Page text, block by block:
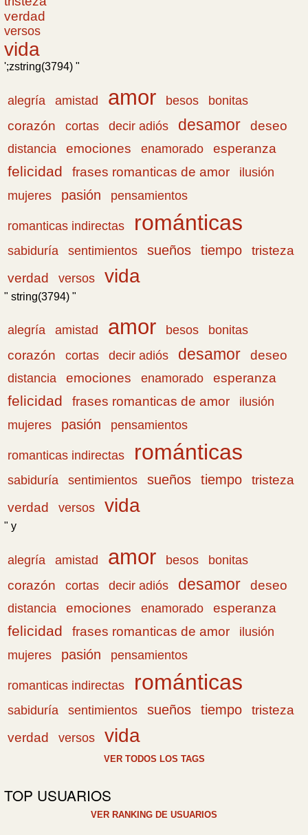
verdad
versos
vida
';zstring(3794) "
alegría amistad amor besos
bonitas
corazón
cortas decir adiós desamor deseo
distancia emociones enamorado esperanza
felicidad frases romanticas de amor
ilusión
mujeres
pasión pensamientos
romanticas indirectas románticas
sabiduría sentimientos sueños tiempo
tristeza
verdad
versos vida
" string(3794) "
alegría amistad amor besos
bonitas
corazón
cortas decir adiós desamor deseo
distancia emociones enamorado esperanza
felicidad frases romanticas de amor
ilusión
mujeres
pasión pensamientos
romanticas indirectas románticas
sabiduría sentimientos sueños tiempo
tristeza
verdad
versos vida
" y
alegría amistad amor besos
bonitas
corazón
cortas decir adiós desamor deseo
distancia emociones enamorado esperanza
felicidad frases romanticas de amor
ilusión
mujeres
pasión pensamientos
romanticas indirectas románticas
sabiduría sentimientos sueños tiempo
tristeza
verdad
versos vida
VER TODOS LOS TAGS
TOP USUARIOS
VER RANKING DE USUARIOS